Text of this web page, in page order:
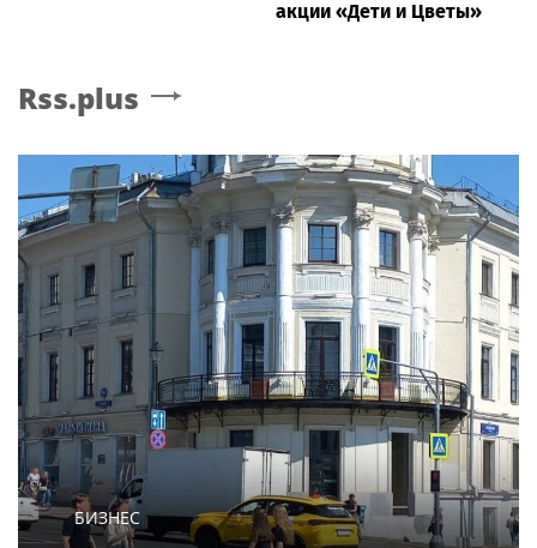
акции «Дети и Цветы»
Rss.plus
БИЗНЕС